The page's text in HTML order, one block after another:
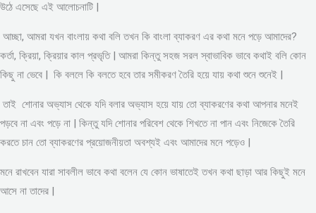
উঠে এসেছে এই আলোচনাটি |
আচ্ছা, আমরা যখন বাংলায় কথা বলি তখন কি বাংলা ব্যাকরণ এর কথা মনে পড়ে আমাদের?
কর্তা, ক্রিয়া, ক্রিয়ার কাল প্রভৃতি | আমরা কিন্তু সহজ সরল স্বাভাবিক ভাবে কথাই বলি কোন
কিছু না ভেবে | কি বললে কি বলতে হবে তার সমীকরণ তৈরি হয়ে যায় কথা শুনে শুনেই |
তাই শোনার অভ্যাস থেকে যদি বলার অভ্যাস হয়ে যায় তো ব্যাকরণের কথা আপনার মনেই
পড়বে না এবং পড়ে না | কিন্তু যদি শোনার পরিবেশ থেকে শিখতে না পান এবং নিজেকে তৈরি
করতে চান তো ব্যাকরণের প্রয়োজনীয়তা অবশ্যই এবং আমাদের মনে পড়েও |
মনে রাখবেন যারা সাবলীল ভাবে কথা বলেন যে কোন ভাষাতেই তখন কথা ছাড়া আর কিছুই মনে
আসে না তাদের |